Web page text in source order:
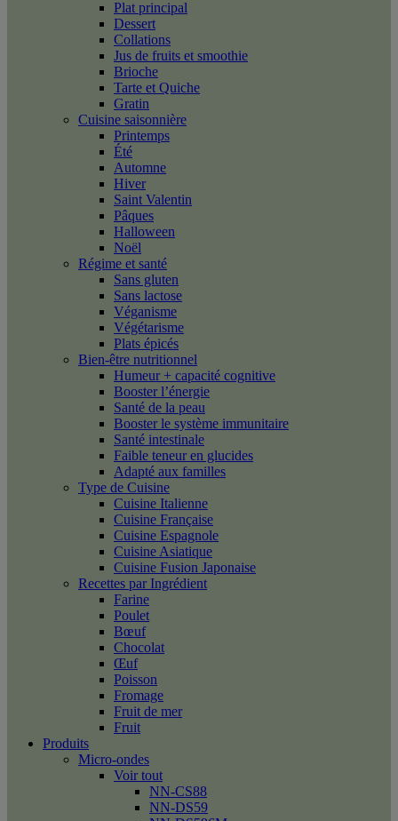
Plat principal
Dessert
Collations
Jus de fruits et smoothie
Brioche
Tarte et Quiche
Gratin
Cuisine saisonnière
Printemps
Été
Automne
Hiver
Saint Valentin
Pâques
Halloween
Noël
Régime et santé
Sans gluten
Sans lactose
Véganisme
Végétarisme
Plats épicés
Bien-être nutritionnel
Humeur + capacité cognitive
Booster l’énergie
Santé de la peau
Booster le système immunitaire
Santé intestinale
Faible teneur en glucides
Adapté aux familles
Type de Cuisine
Cuisine Italienne
Cuisine Française
Cuisine Espagnole
Cuisine Asiatique
Cuisine Fusion Japonaise
Recettes par Ingrédient
Farine
Poulet
Bœuf
Chocolat
Œuf
Poisson
Fromage
Fruit de mer
Fruit
Produits
Micro-ondes
Voir tout
NN-CS88
NN-DS59